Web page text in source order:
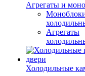
Агрегаты и
Агрегаты
Холодильные